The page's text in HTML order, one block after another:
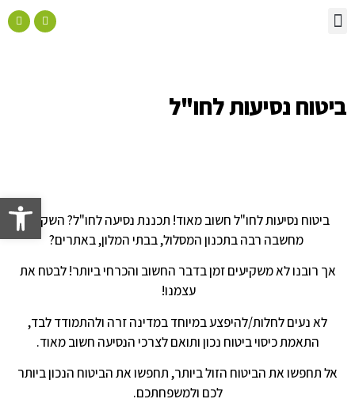
ביטוח נסיעות לחו"ל
ביטוח נסיעות לחו"ל חשוב מאוד! תכננת נסיעה לחו"ל? השקעת
מחשבה רבה בתכנון המסלול, בבתי המלון, באתרים?
אך רובנו לא משקיעים זמן בדבר החשוב והכרחי ביותר! לבטח את
עצמנו!
לא נעים לחלות/להיפצע במיוחד במדינה זרה ולהתמודד לבד,
התאמת כיסוי ביטוח נכון ותואם לצרכי הנסיעה חשוב מאוד.
אל תחפשו את הביטוח הזול ביותר, תחפשו את הביטוח הנכון ביותר
לכם ולמשפחתכם.